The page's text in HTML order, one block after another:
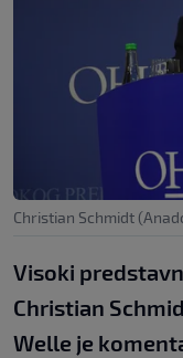
Christian Schmidt
Visoki
Christian
Welle je